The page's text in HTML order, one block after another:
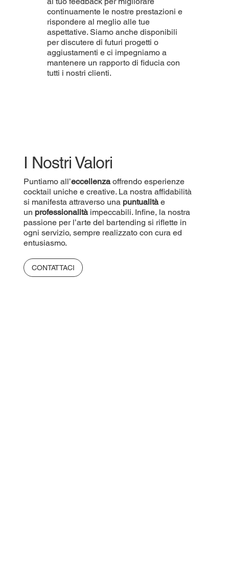
I Nostri Valori
Puntiamo all’eccellenzaoffrendo esperienze
cocktail uniche e creative. La nostra affidabilità
si manifesta attraverso una puntualitàe
un professionalitàimpeccabili. Infine, la nostra
passione per l’arte del bartending si riflette in
ogni servizio, sempre realizzato con cura ed
entusiasmo.
CONTATTACI
continuamente le nostre prestazioni e
rispondere al meglio alle tue
aspettative. Siamo anche disponibili
per discutere di futuri progetti o
aggiustamenti e ci impegniamo a
mantenere un rapporto di fiducia con
tutti i nostri clienti.